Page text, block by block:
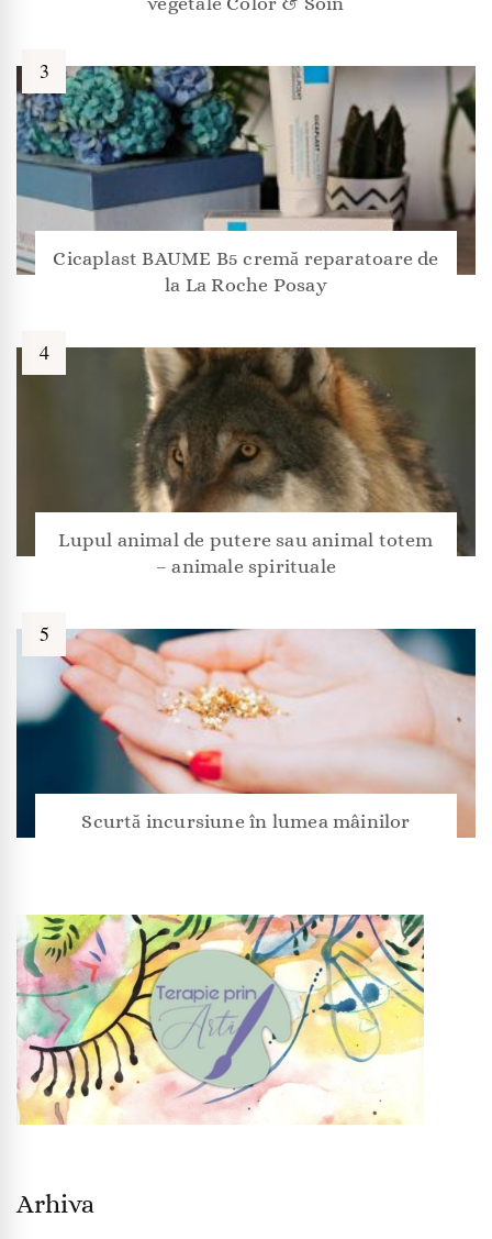
Cicaplast BAUME B5 cremă reparatoare de
la La Roche Posay
Lupul animal de putere sau animal totem
– animale spirituale
Scurtă incursiune în lumea mâinilor
Arhiva